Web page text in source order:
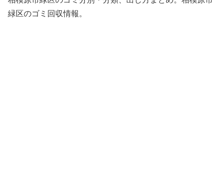
緑区のゴミ回収情報。